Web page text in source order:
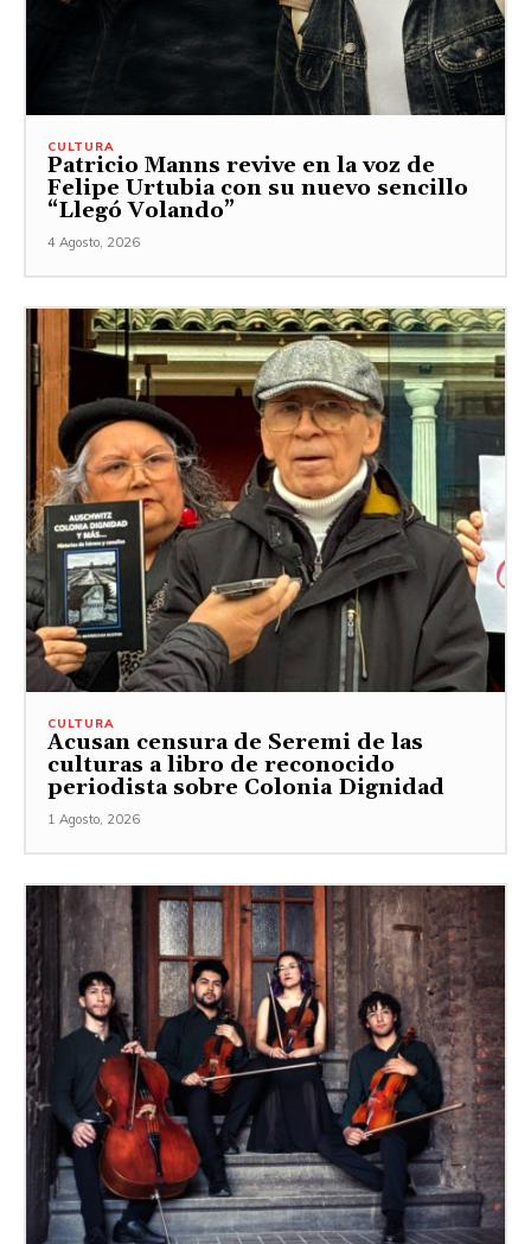
CULTURA
Patricio Manns revive en la voz de
Felipe Urtubia con su nuevo sencillo
“Llegó Volando”
4 Agosto, 2026
CULTURA
Acusan censura de Seremi de las
culturas a libro de reconocido
periodista sobre Colonia Dignidad
1 Agosto, 2026